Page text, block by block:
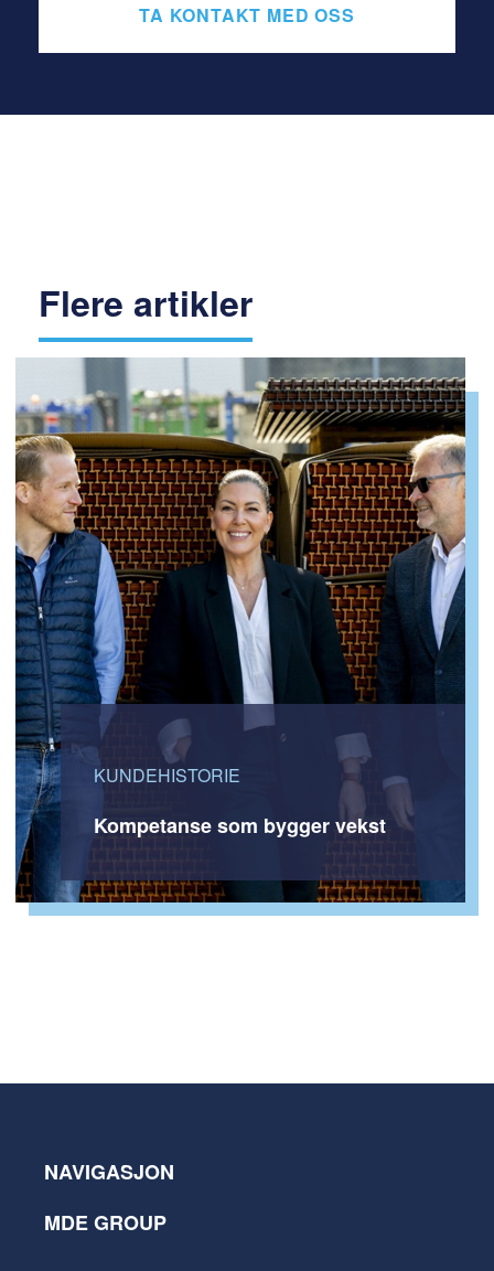
TA KONTAKT MED OSS
Flere artikler
KUNDEHISTORIE
Kompetanse som bygger vekst
NAVIGASJON
MDE GROUP